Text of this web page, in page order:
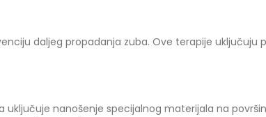
daljeg propadanja zuba. Ove terapije uključuju
nanošenje specijalnog materijala na